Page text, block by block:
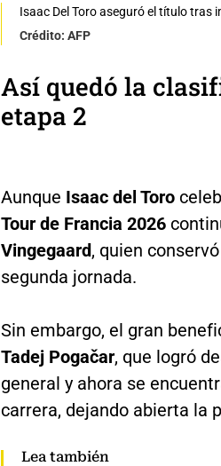
Isaac Del Toro aseguró el título tras
Crédito: AFP
Así quedó la
etapa 2
Aunque Isaac del Toro
Tour de Francia 2026
Vingegaard, quien
segunda jornada.
Sin embargo, el gran
Tadej Pogačar, que logró
general y ahora se
carrera, dejando abierta la
Lea también